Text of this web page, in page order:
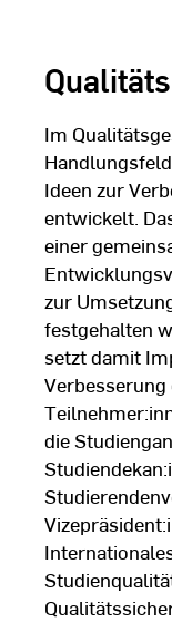
Im
Ideen zur
entwickelt.
einer
zur
festgehalten
setzt damit
Verbesserung
die